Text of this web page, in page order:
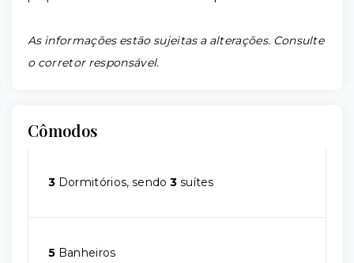
As informações estão sujeitas a alterações. Consulte
o corretor responsável.
Cômodos
3 Dormitórios, sendo3 suítes
5 Banheiros